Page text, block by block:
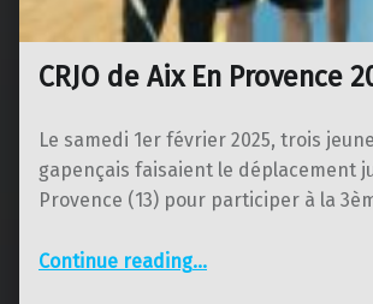
CRJO de Aix En Provence
Le samedi 1er février 2025, trois
gapençais faisaient le déplacement
Provence (13) pour participer à la
Continue reading“CRJO de Aix En Provence 2025”
…